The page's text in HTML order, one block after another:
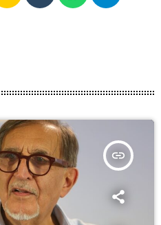
insert_link